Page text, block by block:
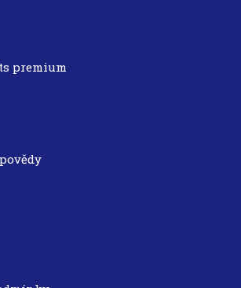
premium